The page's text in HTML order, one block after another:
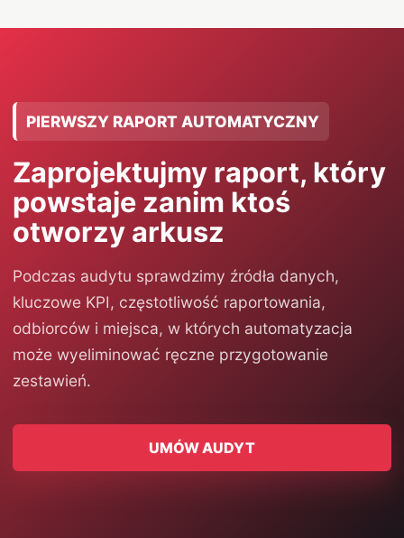
PIERWSZY RAPORT AUTOMATYCZNY
Zaprojektujmy raport, który
powstaje zanim ktoś
otworzy arkusz
Podczas audytu sprawdzimy źródła danych,
kluczowe KPI, częstotliwość raportowania,
odbiorców i miejsca, w których automatyzacja
może wyeliminować ręczne przygotowanie
zestawień.
UMÓW AUDYT